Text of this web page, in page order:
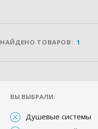
НАЙДЕНО ТОВАРОВ: 1
ВЫ ВЫБРАЛИ:
Душевые системы